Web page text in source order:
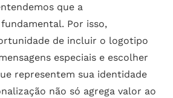
que a
Por isso,
de incluir o logotipo
especiais e escolher
representem sua identidade
não só agrega valor ao